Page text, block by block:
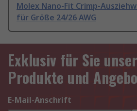
Molex Nano-Fit Crimp-
für Größe 24/26 AWG
Exklusiv für Sie
Produkte und
E-Mail-Anschrift